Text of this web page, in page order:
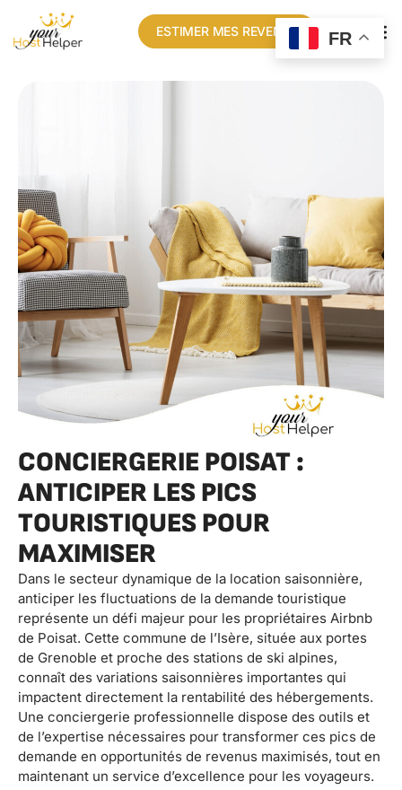
ESTIMER MES REVENUS
CONCIERGERIE POISAT :
ANTICIPER LES PICS
TOURISTIQUES POUR
MAXIMISER
Dans le secteur dynamique de la location saisonnière,
anticiper les fluctuations de la demande touristique
représente un défi majeur pour les propriétaires Airbnb
de Poisat. Cette commune de l’Isère, située aux portes
de Grenoble et proche des stations de ski alpines,
connaît des variations saisonnières importantes qui
impactent directement la rentabilité des hébergements.
Une conciergerie professionnelle dispose des outils et
de l’expertise nécessaires pour transformer ces pics de
demande en opportunités de revenus maximisés, tout en
maintenant un service d’excellence pour les voyageurs.
FR